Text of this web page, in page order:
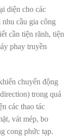
diện cho các
cầu gia công
cần tiện rãnh, tiện
phay truyền
chuyển động
trong quá
các thao tác
vát mép, bo
cong phức tạp.